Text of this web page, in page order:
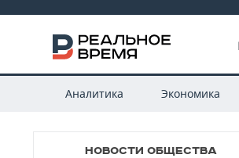
Аналитика Экономика
НОВОСТИ ОБЩЕСТВА